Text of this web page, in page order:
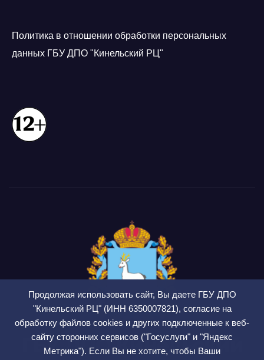
Продолжая использовать сайт, Вы даете ГБУ ДПО
"Кинельский РЦ" (ИНН 6350007821), согласие на
обработку файлов cookies и других подключенные к веб-
сайту сторонних сервисов ("Госуслуги" и "Яндекс
Метрика"). Если Вы не хотите, чтобы Ваши
Политика в отношении обработки персональных
данных ГБУ ДПО "Кинельский РЦ"
ГБУ ДПО Кинельский